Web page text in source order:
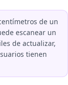
de un
escanear un
de actualizar,
tienen